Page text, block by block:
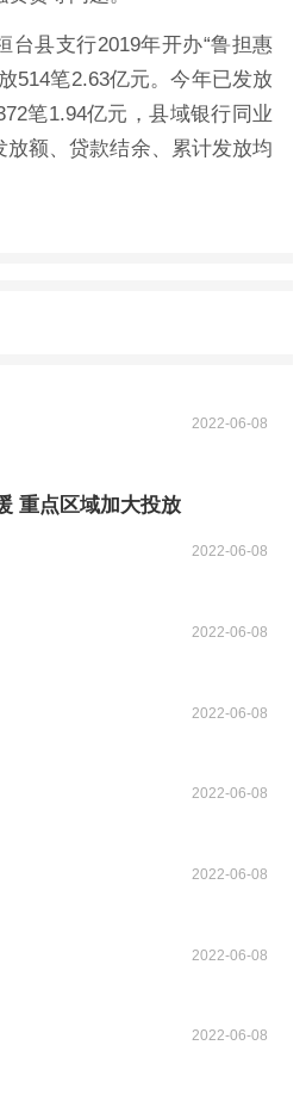
台县支行2019年开办“鲁担惠
514笔2.63亿元。今年已发放
笔1.94亿元，县域银行同业
放额、贷款结余、累计发放均
2022-06-08
重点区域加大投放
2022-06-08
2022-06-08
2022-06-08
2022-06-08
2022-06-08
2022-06-08
2022-06-08